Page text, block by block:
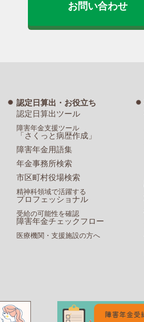
お問い合わせ
認定日算出・お役立ち
認定日算出ツール
障害年金支援ツール
「さくっと病歴作成」
障害年金用語集
年金事務所検索
市区町村役場検索
精神科領域で活躍する
プロフェッショナル
受給の可能性を確認
障害年金チェックフロー
医療機関・支援施設の方へ